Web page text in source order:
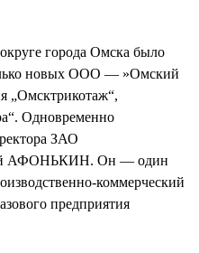
города Омска было
новых ООО — »Омский
„Омсктрикотаж“,
Одновременно
ЗАО
АФОНЬКИН. Он — один
коммерческий
предприятия